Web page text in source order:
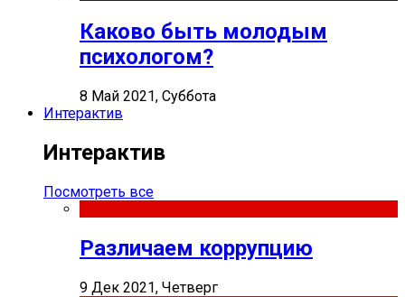
Каково быть молодым
психологом?
8 Май 2021, Суббота
Интерактив
Интерактив
Посмотреть все
Различаем коррупцию
9 Дек 2021, Четверг